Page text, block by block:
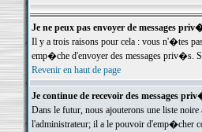
Je ne peux pas envoyer de messages
Il y a trois raisons pour cela : vous n'�tes
emp�che d'envoyer des messages priv�s.
Revenir en haut de page
Je continue de recevoir des messages
Dans le futur, nous ajouterons une liste
l'administrateur; il a le pouvoir d'emp�cher